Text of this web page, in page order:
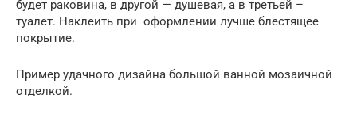
будет раковина, в другой — душевая, а в третьей –
туалет. Наклеить при оформлении лучше блестящее
покрытие.
Пример удачного дизайна большой ванной мозаичной
отделкой.